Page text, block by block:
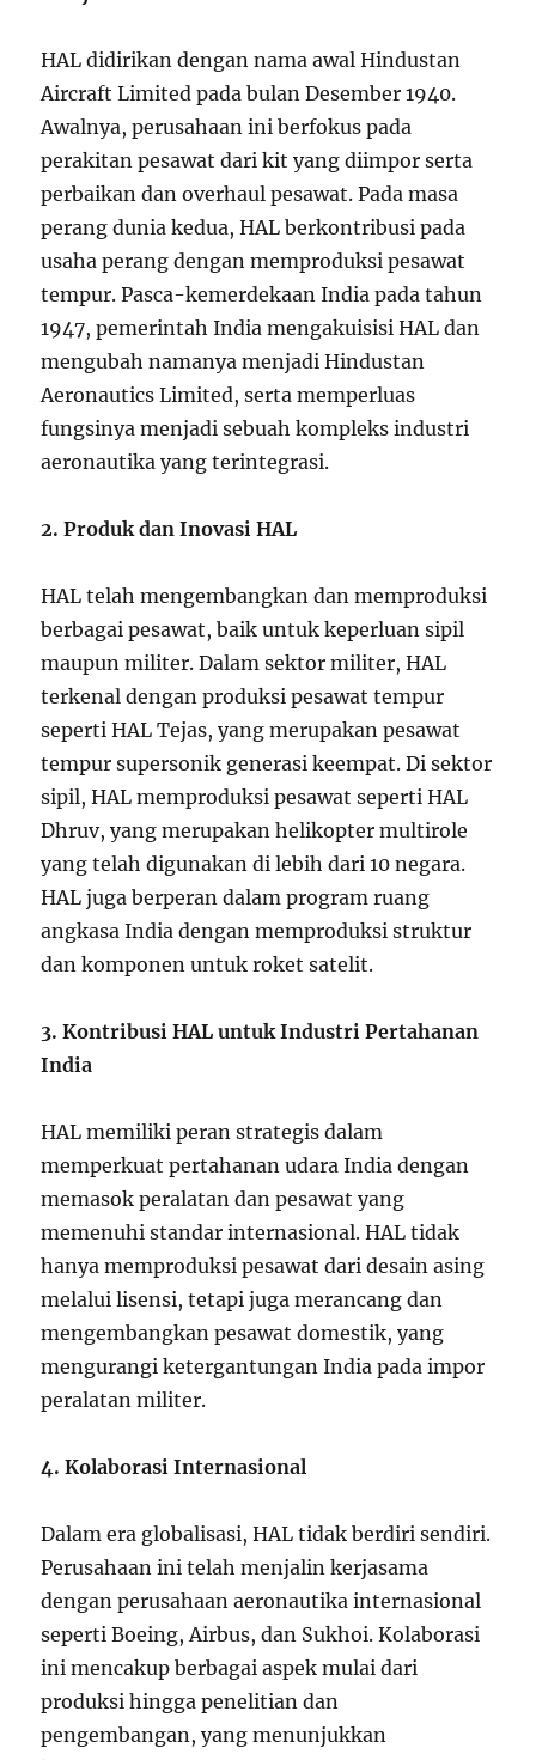
HAL didirikan dengan nama awal Hindustan
Aircraft Limited pada bulan Desember 1940.
Awalnya, perusahaan ini berfokus pada
perakitan pesawat dari kit yang diimpor serta
perbaikan dan overhaul pesawat. Pada masa
perang dunia kedua, HAL berkontribusi pada
usaha perang dengan memproduksi pesawat
tempur. Pasca-kemerdekaan India pada tahun
1947, pemerintah India mengakuisisi HAL dan
mengubah namanya menjadi Hindustan
Aeronautics Limited, serta memperluas
fungsinya menjadi sebuah kompleks industri
aeronautika yang terintegrasi.
2. Produk dan Inovasi HAL
HAL telah mengembangkan dan memproduksi
berbagai pesawat, baik untuk keperluan sipil
maupun militer. Dalam sektor militer, HAL
terkenal dengan produksi pesawat tempur
seperti HAL Tejas, yang merupakan pesawat
tempur supersonik generasi keempat. Di sektor
sipil, HAL memproduksi pesawat seperti HAL
Dhruv, yang merupakan helikopter multirole
yang telah digunakan di lebih dari 10 negara.
HAL juga berperan dalam program ruang
angkasa India dengan memproduksi struktur
dan komponen untuk roket satelit.
3. Kontribusi HAL untuk Industri Pertahanan
India
HAL memiliki peran strategis dalam
memperkuat pertahanan udara India dengan
memasok peralatan dan pesawat yang
memenuhi standar internasional. HAL tidak
hanya memproduksi pesawat dari desain asing
melalui lisensi, tetapi juga merancang dan
mengembangkan pesawat domestik, yang
mengurangi ketergantungan India pada impor
peralatan militer.
4. Kolaborasi Internasional
Dalam era globalisasi, HAL tidak berdiri sendiri.
Perusahaan ini telah menjalin kerjasama
dengan perusahaan aeronautika internasional
seperti Boeing, Airbus, dan Sukhoi. Kolaborasi
ini mencakup berbagai aspek mulai dari
produksi hingga penelitian dan
pengembangan, yang menunjukkan